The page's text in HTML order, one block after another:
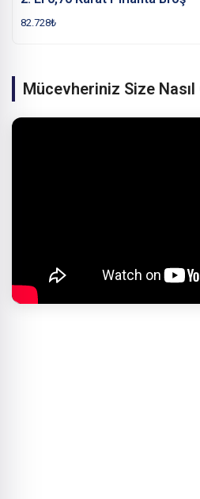
82.728₺
Mücevheriniz Size Nasıl